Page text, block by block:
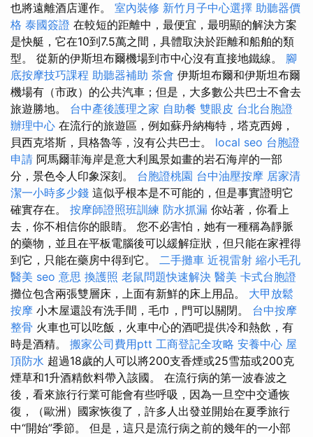
也將遠離酒店運作。 室內裝修 新竹月子中心選擇 助聽器價
格 泰國簽證 在較短的距離中，最便宜，最明顯的解決方案
是快艇，它在10到7.5萬之間，具體取決於距離和船舶的類
型。 從新的伊斯坦布爾機場到市中心沒有直接地鐵線。 腳
底按摩技巧課程 助聽器補助 茶會 伊斯坦布爾和伊斯坦布爾
機場有（市政）的公共汽車；但是，大多數公共巴士不會去
旅遊勝地。 台中產後護理之家 自助餐 雙眼皮 台北台胞證
辦理中心 在流行的旅遊區，例如蘇丹納梅特，塔克西姆，
貝西克塔斯，貝格魯等，沒有公共巴士。 local seo 台胞證
申請 阿馬爾菲海岸是意大利風景如畫的岩石海岸的一部
分，景色令人印象深刻。 台胞證桃園 台中油壓按摩 居家清
潔一小時多少錢 這似乎根本是不可能的，但是事實證明它
確實存在。 按摩師證照班訓練 防水抓漏 你站著，你看上
去，你不相信你的眼睛。 您不必害怕，她有一種稱為靜脈
的藥物，並且在平板電腦後可以緩解症狀，但只能在家裡得
到它，只能在藥房中得到它。 二手攤車 近視雷射 縮小毛孔
醫美 seo 意思 換護照 老鼠問題快速解決 醫美 卡式台胞證
攤位包含兩張雙層床，上面有新鮮的床上用品。 大甲放鬆
按摩 小木屋還設有洗手間，毛巾，門可以關閉。 台中按摩
整骨 火車也可以吃飯，火車中心的酒吧提供冷和熱飲，有
時是酒精。 搬家公司費用ptt 工商登記全攻略 安養中心 屋
頂防水 超過18歲的人可以將200支香煙或25雪茄或200克
煙草和1升酒精飲料帶入該國。 在流行病的第一波春波之
後，看來旅行行業可能會有些呼吸，因為一旦空中交通恢
復，（歐洲）國家恢復了，許多人出發並開始在夏季旅行
中“開始”季節。 但是，這只是流行病之前的幾年的一小部